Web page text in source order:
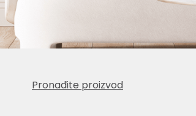
Pronađite proizvod